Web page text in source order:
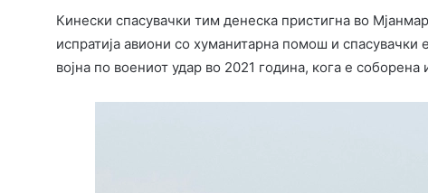
Кинески спасувачки тим денеска пристигна во
испратија авиони со хуманитарна помош и спасувачки
војна по воениот удар во 2021 година, кога е соборена